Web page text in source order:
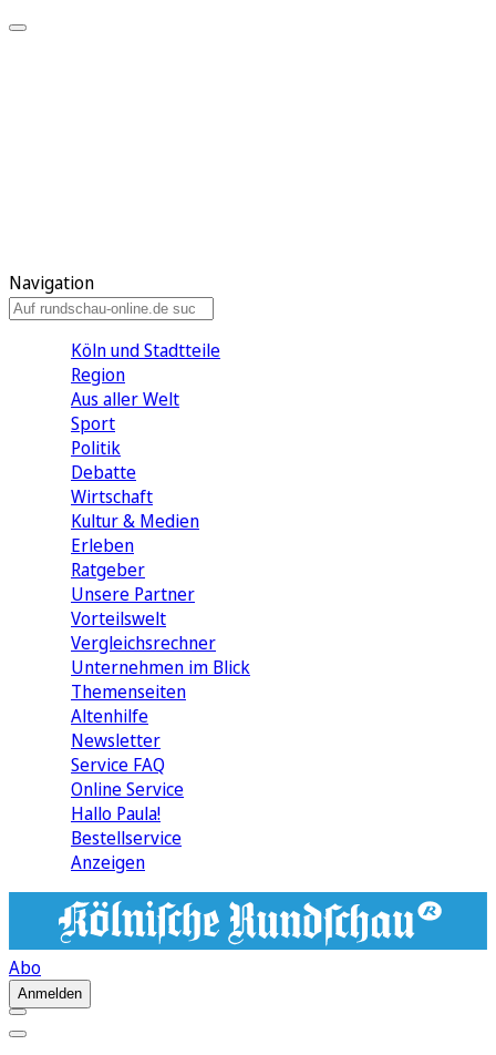
Navigation
Köln und Stadtteile
Region
Aus aller Welt
Sport
Politik
Debatte
Wirtschaft
Kultur & Medien
Erleben
Ratgeber
Unsere Partner
Vorteilswelt
Vergleichsrechner
Unternehmen im Blick
Themenseiten
Altenhilfe
Newsletter
Service FAQ
Online Service
Hallo Paula!
Bestellservice
Anzeigen
Abo
Anmelden